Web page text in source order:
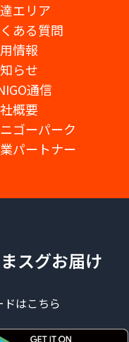
エリア
ある質問
情報
らせ
通信
概要
ゴーパーク
パートナー
スグお届け
はこちら